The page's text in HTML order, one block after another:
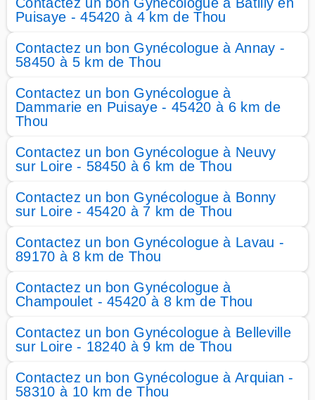
Puisaye - 45420 à 4 km de Thou
Contactez un bon Gynécologue à Annay -
58450 à 5 km de Thou
Contactez un bon Gynécologue à
Dammarie en Puisaye - 45420 à 6 km de
Thou
Contactez un bon Gynécologue à Neuvy
sur Loire - 58450 à 6 km de Thou
Contactez un bon Gynécologue à Bonny
sur Loire - 45420 à 7 km de Thou
Contactez un bon Gynécologue à Lavau -
89170 à 8 km de Thou
Contactez un bon Gynécologue à
Champoulet - 45420 à 8 km de Thou
Contactez un bon Gynécologue à Belleville
sur Loire - 18240 à 9 km de Thou
Contactez un bon Gynécologue à Arquian -
58310 à 10 km de Thou